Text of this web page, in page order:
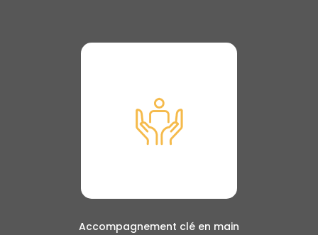
Accompagnement clé en main